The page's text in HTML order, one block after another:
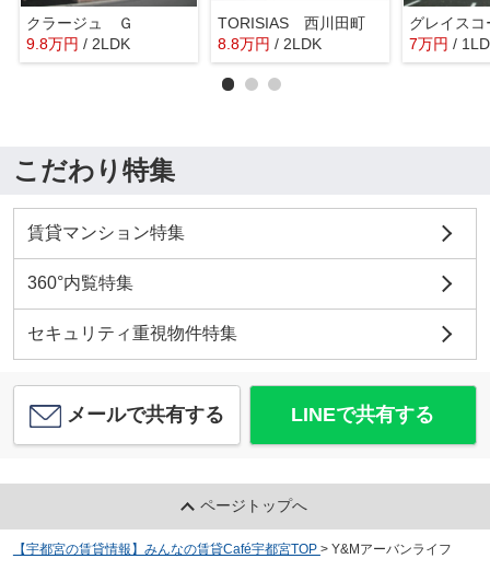
クラージュ Ｇ
9.8万円 / 2LDK
TORISIAS 西川田町
8.8万円 / 2LDK
グレイス
7万円 /
こだわり特集
賃貸マンション特集
360°内覧特集
セキュリティ重視物件特集
メールで共有する LINEで共有する
ページトップへ
【宇都宮の賃貸情報】みんなの賃貸Café宇都宮TOP > Y&Mアーバンライフ